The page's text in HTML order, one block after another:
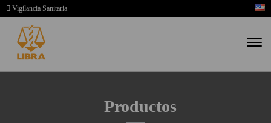
Vigilancia Sanitaria
Productos